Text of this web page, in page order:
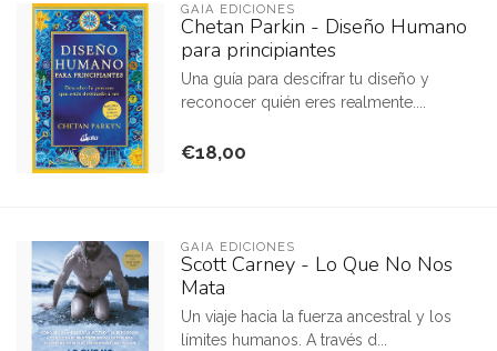
GAIA EDICIONES
Chetan Parkin - Diseño Humano
para principiantes
Una guía para descifrar tu diseño y
reconocer quién eres realmente....
€18,00
GAIA EDICIONES
Scott Carney - Lo Que No Nos
Mata
Un viaje hacia la fuerza ancestral y los
límites humanos. A través d...